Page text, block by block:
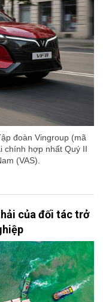
đoàn Vingroup (mã
chính hợp nhất Quý II
(VAS).
của đối tác trở